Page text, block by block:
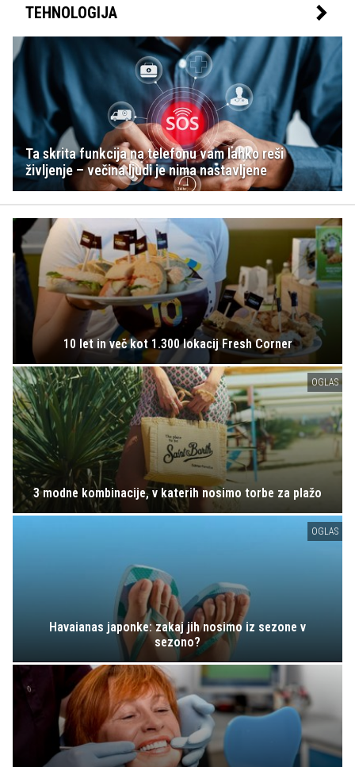
TEHNOLOGIJA
Ta skrita funkcija na telefonu vam lahko reši
življenje – večina ljudi je nima nastavljene
10 let in več kot 1.300 lokacij Fresh Corner
OGLAS
3 modne kombinacije, v katerih nosimo torbe za plažo
OGLAS
Havaianas japonke: zakaj jih nosimo iz sezone v
sezono?